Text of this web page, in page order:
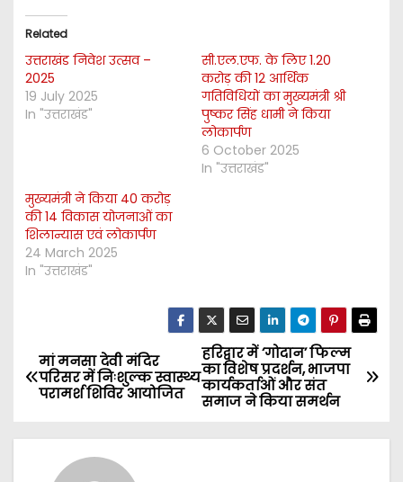
Related
उत्तराखंड निवेश उत्सव –
2025
19 July 2025
In "उत्तराखंड"
सी.एल.एफ. के लिए 1.20
करोड़ की 12 आर्थिक
गतिविधियों का मुख्यमंत्री श्री
पुष्कर सिंह धामी ने किया
लोकार्पण
6 October 2025
In "उत्तराखंड"
मुख्यमंत्री ने किया 40 करोड़
की 14 विकास योजनाओं का
शिलान्यास एवं लोकार्पण
24 March 2025
In "उत्तराखंड"
P
o
s
हरिद्वार में ‘गोदान’ फिल्म
का विशेष प्रदर्शन, भाजपा
कार्यकर्ताओं और संत
समाज ने किया समर्थन
मां मनसा देवी मंदिर
परिसर में निःशुल्क स्वास्थ्य
परामर्श शिविर आयोजित